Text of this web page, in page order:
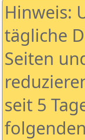
Hinweis:
tägliche
Seiten
seit 5